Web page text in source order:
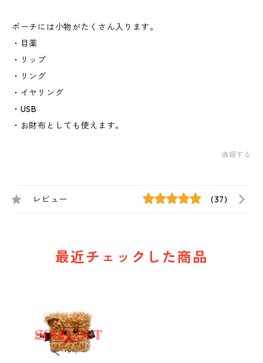
ポーチには小物がたくさん入ります。
・目薬
・リップ
・リング
・イヤリング
・USB
・お財布としても使えます。
通報する
レビュー (37)
最近チェックした商品